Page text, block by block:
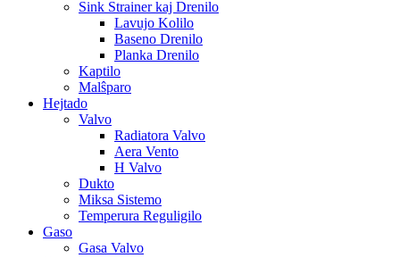
Sink Strainer kaj Drenilo
Lavujo Kolilo
Baseno Drenilo
Planka Drenilo
Kaptilo
Malŝparo
Hejtado
Valvo
Radiatora Valvo
Aera Vento
H Valvo
Dukto
Miksa Sistemo
Temperura Reguligilo
Gaso
Gasa Valvo